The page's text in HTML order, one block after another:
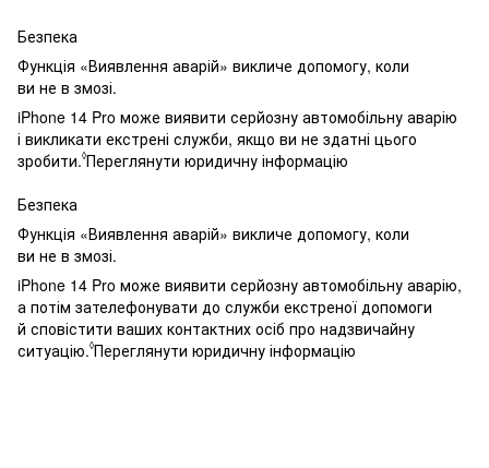
Безпека
Функція «Виявлення аварій» викличе допомогу, коли
ви не в змозі.
iPhone 14 Pro може виявити серйозну автомобільну аварію
і викликати екстрені служби, якщо ви не здатні цього
зробити.◊Переглянути юридичну інформацію
Безпека
Функція «Виявлення аварій» викличе допомогу, коли
ви не в змозі.
iPhone 14 Pro може виявити серйозну автомобільну аварію,
а потім зателефонувати до служби екстреної допомоги
й сповістити ваших контактних осіб про надзвичайну
ситуацію.◊Переглянути юридичну інформацію